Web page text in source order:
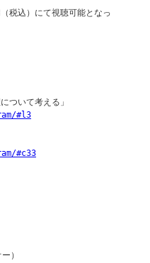
税込）にて視聴可能となっ
ついて考える」
#l3
#c33
）